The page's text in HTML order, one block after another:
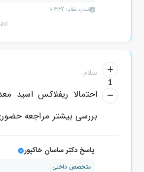
شماره نظام: 101467
1
سلام.
احتمالا ریفلاکس اسید
بررسی بیشتر مراجعه
پاسخ دکتر ساسان خاکپور
متخصص داخلی